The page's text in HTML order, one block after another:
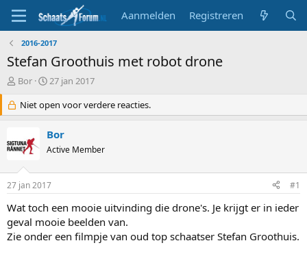
Aanmelden Registreren
2016-2017
Stefan Groothuis met robot drone
T
p
i
s
t
a
r
t
e
r
Bor
S
a
r
t
d
a
m
27 jan 2017
Niet open voor verdere reacties.
Bor
Active Member
27 jan 2017 #1
Wat toch een mooie uitvinding die drone's. Je krijgt er in ieder
geval mooie beelden van.
Zie onder een filmpje van oud top schaatser Stefan Groothuis.